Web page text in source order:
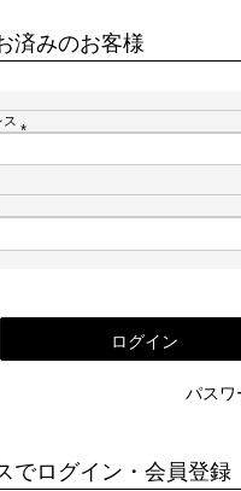
済みのお客様
ス
須
)
ログイン
パスワ
でログイン・会員登録